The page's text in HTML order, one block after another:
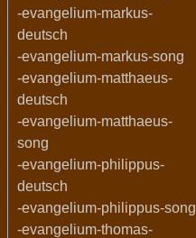
-evangelium-markus-
deutsch
-evangelium-markus-song
-evangelium-matthaeus-
deutsch
-evangelium-matthaeus-
song
-evangelium-philippus-
deutsch
-evangelium-philippus-song
-evangelium-thomas-